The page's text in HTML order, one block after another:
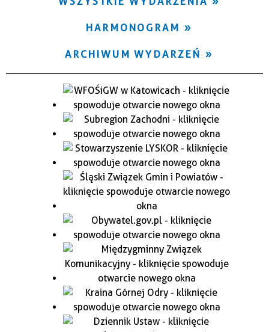
HARMONOGRAM
ARCHIWUM WYDARZEŃ